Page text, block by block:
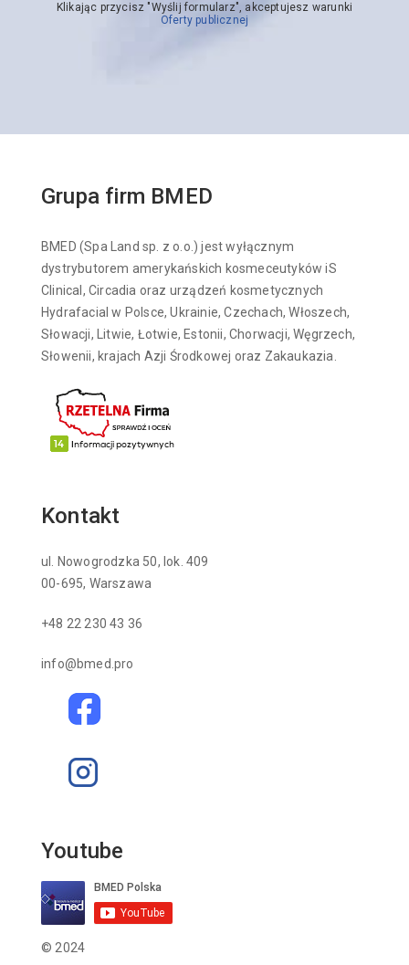
Klikając przycisz "Wyślij formularz", akceptujesz warunki
Oferty publicznej
Grupa firm BMED
BMED (Spa Land sp. z o.o.) jest wyłącznym
dystrybutorem amerykańskich kosmeceutyków iS
Clinical, Circadia oraz urządzeń kosmetycznych
Hydrafacial w Polsce, Ukrainie, Czechach, Włoszech,
Słowacji, Litwie, Łotwie, Estonii, Chorwacji, Węgrzech,
Słowenii, krajach Azji Środkowej oraz Zakaukazia.
Kontakt
ul. Nowogrodzka 50, lok. 409
00-695, Warszawa
+48 22 230 43 36
info@bmed.pro
Youtube
© 2024